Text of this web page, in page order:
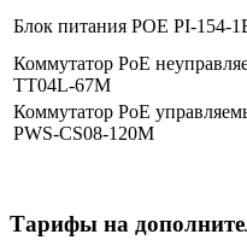
Блок питания POE PI-154-
Коммутатор PoE
TT04L-67M
Коммутатор PoE
PWS-CS08-120M
Тарифы на